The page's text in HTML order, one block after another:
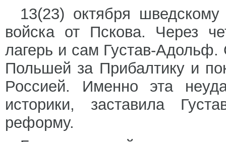
13(23) октября
войска от Пскова. Через
лагерь и сам Густав-
Польшей за Прибалтику и
Россией. Именно эта
историки, заставила
реформу.